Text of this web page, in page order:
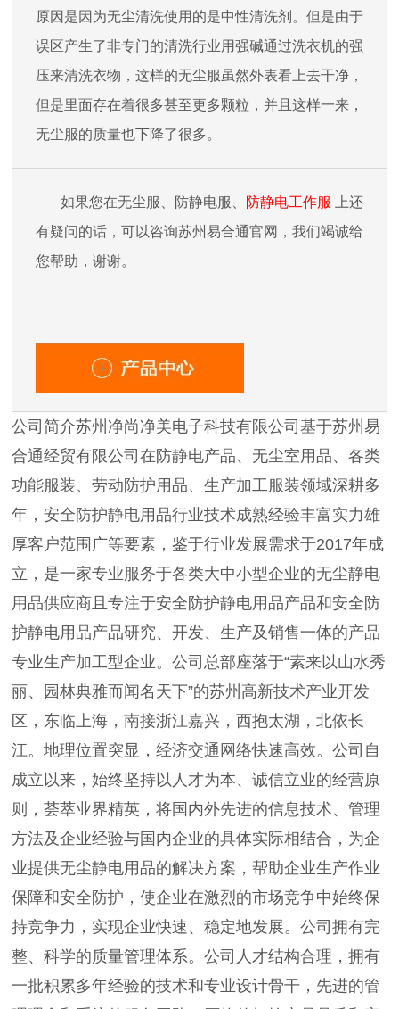
原因是因为无尘清洗使用的是中性清洗剂。但是由于
误区产生了非专门的清洗行业用强碱通过洗衣机的强
压来清洗衣物，这样的无尘服虽然外表看上去干净，
但是里面存在着很多甚至更多颗粒，并且这样一来，
无尘服的质量也下降了很多。
如果您在无尘服、防静电服、 防静电工作服
上还
有疑问的话，可以咨询苏州易合通官网，我们竭诚给
您帮助，谢谢。
公司简介苏州净尚净美电子科技有限公司基于苏州易
合通经贸有限公司在防静电产品、无尘室用品、各类
功能服装、劳动防护用品、生产加工服装领域深耕多
年，安全防护静电用品行业技术成熟经验丰富实力雄
厚客户范围广等要素，鉴于行业发展需求于2017年成
立，是一家专业服务于各类大中小型企业的无尘静电
用品供应商且专注于安全防护静电用品产品和安全防
护静电用品产品研究、开发、生产及销售一体的产品
专业生产加工型企业。公司总部座落于“素来以山水秀
丽、园林典雅而闻名天下”的苏州高新技术产业开发
区，东临上海，南接浙江嘉兴，西抱太湖，北依长
江。地理位置突显，经济交通网络快速高效。公司自
成立以来，始终坚持以人才为本、诚信立业的经营原
则，荟萃业界精英，将国内外先进的信息技术、管理
方法及企业经验与国内企业的具体实际相结合，为企
业提供无尘静电用品的解决方案，帮助企业生产作业
保障和安全防护，使企业在激烈的市场竞争中始终保
持竞争力，实现企业快速、稳定地发展。公司拥有完
整、科学的质量管理体系。公司人才结构合理，拥有
一批积累多年经验的技术和专业设计骨干，先进的管